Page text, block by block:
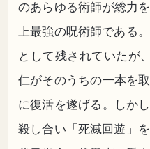
のあらゆる術師が総力
上最強の呪術師である
として残されていたが
仁がそのうちの一本を
に復活を遂げる。しか
殺し合い「死滅回遊」